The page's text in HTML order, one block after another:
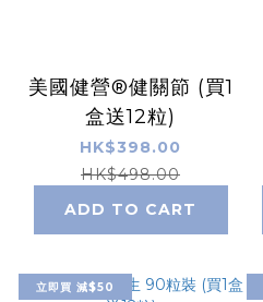
美國健營®健關節 (買1
盒送12粒)
HK$398.00
HK$498.00
ADD TO CART
立即買 減$50